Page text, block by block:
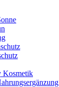
Kosmetik